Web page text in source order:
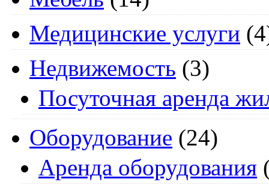
Медицинские услуги
Недвижемость (3)
Посуточная аренда
Оборудование (24)
Аренда оборудования